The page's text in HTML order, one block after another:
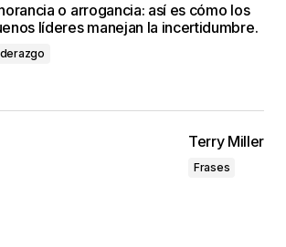
o arrogancia: así es cómo los
líderes manejan la incertidumbre.
Terry Miller
Frases